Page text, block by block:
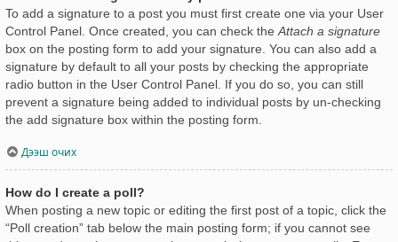
To add a signature to a post you must first create one via your User
Control Panel. Once created, you can check the Attach a signature
box on the posting form to add your signature. You can also add a
signature by default to all your posts by checking the appropriate
radio button in the User Control Panel. If you do so, you can still
prevent a signature being added to individual posts by un-checking
the add signature box within the posting form.
Дээш очих
How do I create a poll?
When posting a new topic or editing the first post of a topic, click the
“Poll creation” tab below the main posting form; if you cannot see